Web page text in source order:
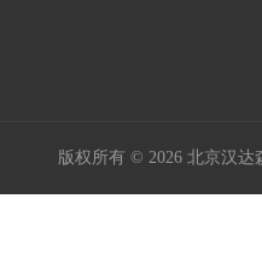
版权所有 © 2026 北京汉